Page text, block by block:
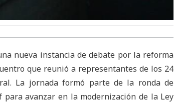
nueva instancia de debate por la reforma
que reunió a representantes de los 24
La jornada formó parte de la ronda de
avanzar en la modernización de la Ley